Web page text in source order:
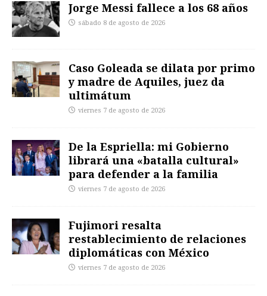
Jorge Messi fallece a los 68 años
sábado 8 de agosto de 2026
Caso Goleada se dilata por primo
y madre de Aquiles, juez da
ultimátum
viernes 7 de agosto de 2026
De la Espriella: mi Gobierno
librará una «batalla cultural»
para defender a la familia
viernes 7 de agosto de 2026
Fujimori resalta
restablecimiento de relaciones
diplomáticas con México
viernes 7 de agosto de 2026